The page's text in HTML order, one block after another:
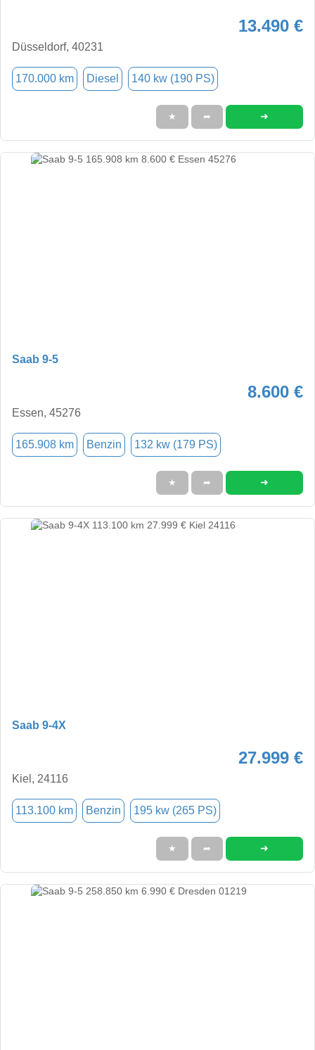
13.490 €
Düsseldorf, 40231
170.000 km Diesel 140 kw (190 PS)
★ ➦ ➜
Saab 9-5
8.600 €
Essen, 45276
165.908 km Benzin 132 kw (179 PS)
★ ➦ ➜
Saab 9-4X
27.999 €
Kiel, 24116
113.100 km Benzin 195 kw (265 PS)
★ ➦ ➜